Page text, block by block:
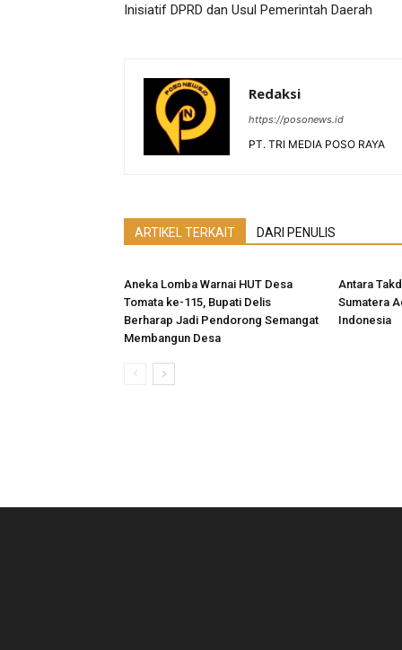
Inisiatif DPRD dan Usul Pemerintah Daerah
Redaksi
https://posonews.id
PT. TRI MEDIA POSO RAYA
ARTIKEL TERKAIT DARI PENULIS
Aneka Lomba Warnai HUT Desa
Tomata ke-115, Bupati Delis
Berharap Jadi Pendorong Semangat
Membangun Desa
Antara
Sumatera
Indonesia